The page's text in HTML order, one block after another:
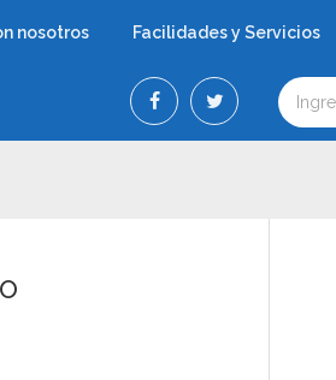
nosotros Facilidades y Servicios